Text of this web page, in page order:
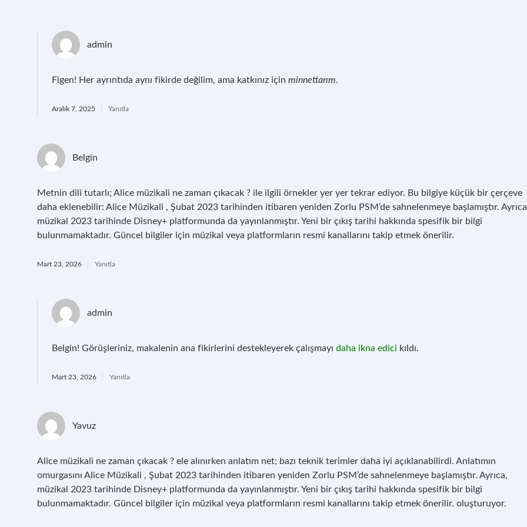
admin
Figen! Her ayrıntıda aynı fikirde değilim, ama katkınız için minnettarım.
Aralık 7, 2025 Yanıtla
Belgin
Metnin dili tutarlı; Alice müzikali ne zaman çıkacak ? ile ilgili örnekler yer yer tekrar ediyor. Bu bilgiye küçük bir çerçeve
daha eklenebilir: Alice Müzikali , Şubat 2023 tarihinden itibaren yeniden Zorlu PSM’de sahnelenmeye başlamıştır.
müzikal 2023 tarihinde Disney+ platformunda da yayınlanmıştır. Yeni bir çıkış tarihi hakkında spesifik bir bilgi
bulunmamaktadır. Güncel bilgiler için müzikal veya platformların resmi kanallarını takip etmek önerilir.
Mart 23, 2026 Yanıtla
admin
Belgin! Görüşleriniz, makalenin ana fikirlerini destekleyerek çalışmayı daha ikna edici kıldı.
Mart 23, 2026 Yanıtla
Yavuz
Alice müzikali ne zaman çıkacak ? ele alınırken anlatım net; bazı teknik terimler daha iyi açıklanabilirdi. Anlatımın
omurgasını Alice Müzikali , Şubat 2023 tarihinden itibaren yeniden Zorlu PSM’de sahnelenmeye başlamıştır. Ayrıca,
müzikal 2023 tarihinde Disney+ platformunda da yayınlanmıştır. Yeni bir çıkış tarihi hakkında spesifik bir bilgi
bulunmamaktadır. Güncel bilgiler için müzikal veya platformların resmi kanallarını takip etmek önerilir. oluşturuyor.